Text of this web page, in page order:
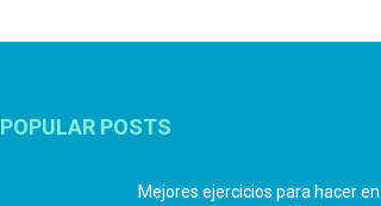
POPULAR POSTS
Mejores ejercicios para hacer en